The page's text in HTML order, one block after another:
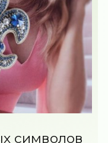
символов